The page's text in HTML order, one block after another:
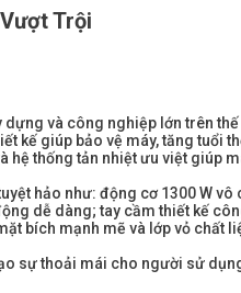
Trội
và công nghiệp lớn trên
kế giúp bảo vệ máy, tăng tuổi
hệ thống tản nhiệt ưu việt giúp
hảo như: động cơ 1300 W
dễ dàng; tay cầm thiết kế
bích mạnh mẽ và lớp vỏ chất
sự thoải mái cho người sử